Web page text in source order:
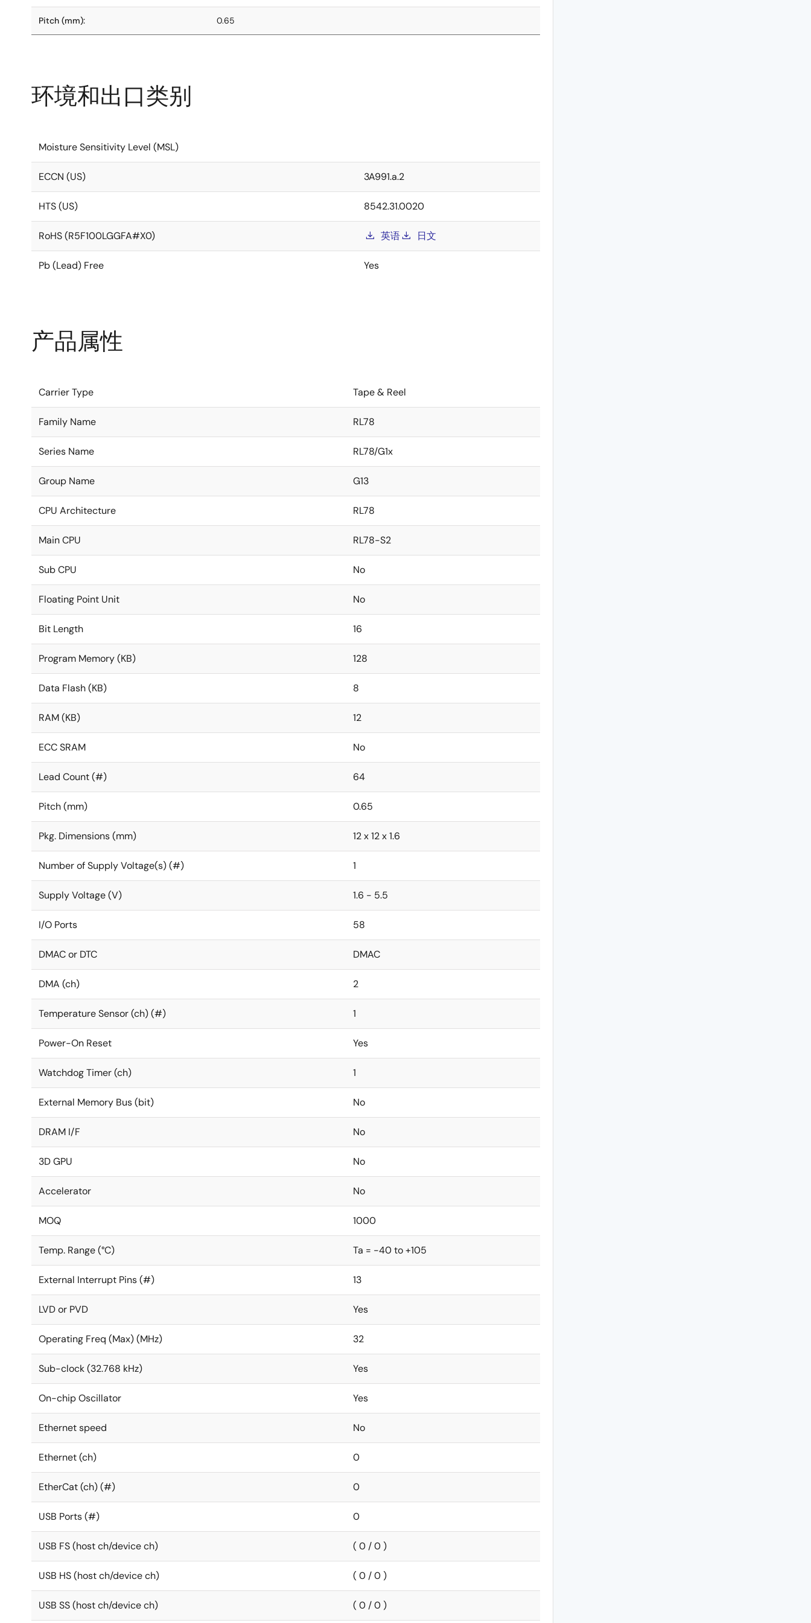
Pitch (mm): 0.65
环境和出口类别
Moisture Sensitivity Level (MSL)
ECCN (US) 3A991.a.2
HTS (US) 8542.31.0020
RoHS (R5F100LGGFA#X0) 英语 日文
Pb (Lead) Free Yes
产品属性
Carrier Type Tape & Reel
Family Name RL78
Series Name RL78/G1x
Group Name G13
CPU Architecture RL78
Main CPU RL78-S2
Sub CPU No
Floating Point Unit No
Bit Length 16
Program Memory (KB) 128
Data Flash (KB) 8
RAM (KB) 12
ECC SRAM No
Lead Count (#) 64
Pitch (mm) 0.65
Pkg. Dimensions (mm) 12 x 12 x 1.6
Number of Supply Voltage(s) (#) 1
Supply Voltage (V) 1.6 - 5.5
I/O Ports 58
DMAC or DTC DMAC
DMA (ch) 2
Temperature Sensor (ch) (#) 1
Power-On Reset Yes
Watchdog Timer (ch) 1
External Memory Bus (bit) No
DRAM I/F No
3D GPU No
Accelerator No
MOQ 1000
Temp. Range (°C) Ta = -40 to +105
External Interrupt Pins (#) 13
LVD or PVD Yes
Operating Freq (Max) (MHz) 32
Sub-clock (32.768 kHz) Yes
On-chip Oscillator Yes
Ethernet speed No
Ethernet (ch) 0
EtherCat (ch) (#) 0
USB Ports (#) 0
USB FS (host ch/device ch) ( 0 / 0 )
USB HS (host ch/device ch) ( 0 / 0 )
USB SS (host ch/device ch) ( 0 / 0 )